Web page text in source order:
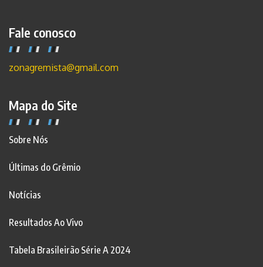
Fale conosco
zonagremista@gmail.com
Mapa do Site
Sobre Nós
Últimas do Grêmio
Notícias
Resultados Ao Vivo
Tabela Brasileirão Série A 2024